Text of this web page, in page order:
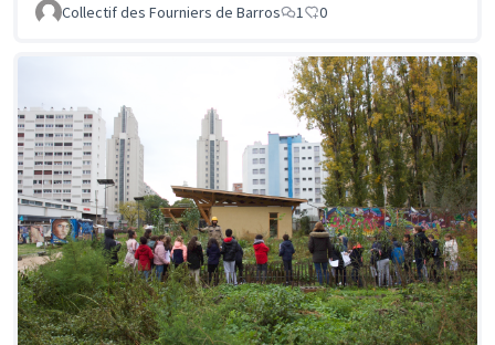
Collectif des Fourniers de Barros 1 0